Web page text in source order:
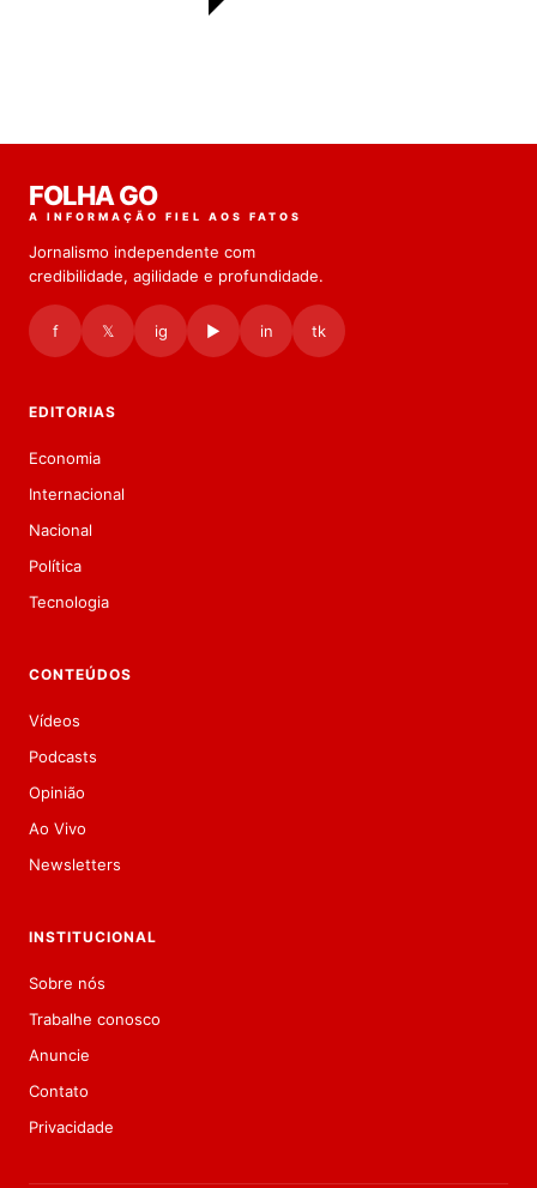
FOLHA GO
A INFORMAÇÃO FIEL AOS FATOS
Jornalismo independente com
credibilidade, agilidade e profundidade.
f 𝕏 ig ▶ in tk
EDITORIAS
Economia
Internacional
Nacional
Política
Tecnologia
CONTEÚDOS
Vídeos
Podcasts
Opinião
Ao Vivo
Newsletters
INSTITUCIONAL
Sobre nós
Trabalhe conosco
Anuncie
Contato
Privacidade